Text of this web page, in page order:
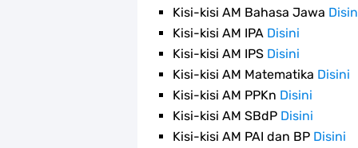
Kisi-kisi AM Bahasa Jawa
Kisi-kisi AM IPA Disini
Kisi-kisi AM IPS Disini
Kisi-kisi AM Matematika Disini
Kisi-kisi AM PPKn Disini
Kisi-kisi AM SBdP Disini
Kisi-kisi AM PAI dan BP Disini